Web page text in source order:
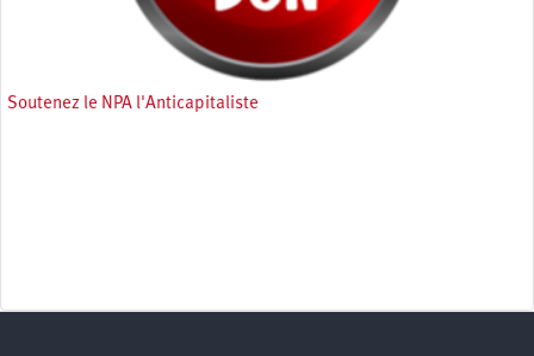
Soutenez le NPA l'Anticapitaliste